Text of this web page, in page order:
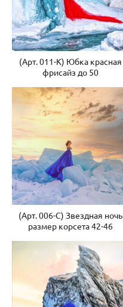
(Арт. 011-К) Юбка красная
фрисайз до 50
(Арт. 006-С) Звездная ночь
размер корсета 42-46